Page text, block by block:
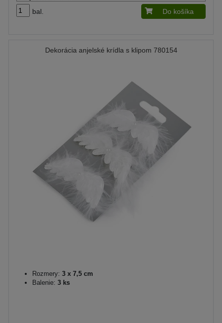
bal. Do košíka
Dekorácia anjelské krídla s klipom 780154
Rozmery: 3 x 7,5 cm
Balenie: 3 ks